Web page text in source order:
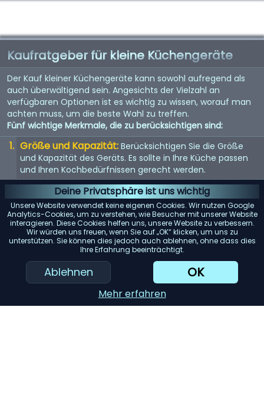
Deine Privatsphäre ist uns wichtig
Unsere Website verwendet keine eigenen Cookies. Wir nutzen Google
Analytics-Cookies, um zu verstehen, wie Besucher mit unserer Website
interagieren. Diese Cookies helfen uns, unsere Website zu verbessern.
Wir würden uns freuen, wenn Sie auf „OK“ klicken, um uns zu
unterstützen. Sie können dies jedoch auch ablehnen, ohne dass dies
Ihre Erfahrung beeinträchtigt.
Ablehnen OK
Mehr erfahren
Kaufratgeber für kleine Küchengeräte
Der Kauf kleiner Küchengeräte kann sowohl aufregend als
auch überwältigend sein. Angesichts der Vielzahl an
verfügbaren Optionen ist es wichtig zu wissen, worauf man
achten muss, um die beste Wahl zu treffen.
Fünf wichtige Merkmale, die zu berücksichtigen sind:
Größe und Kapazität: Berücksichtigen Sie die Größe
und Kapazität des Geräts. Es sollte in Ihre Küche passen
und Ihren Kochbedürfnissen gerecht werden.
Energieeffizienz: Energieeffiziente Geräte sparen nicht
nur Geld bei der Stromrechnung, sondern sind auch
umweltfreundlich.
Benutzerfreundlichkeit: Suchen Sie nach Geräten mit
benutzerfreundlichen Bedienelementen und Funktionen.
Sie sollten einfach zu bedienen und zu reinigen sein.
Haltbarkeit: Hochwertige Materialien und gute
Verarbeitung bedeuten oft, dass das Gerät länger hält.
Achten Sie auf Garantien und Kundenbewertungen.